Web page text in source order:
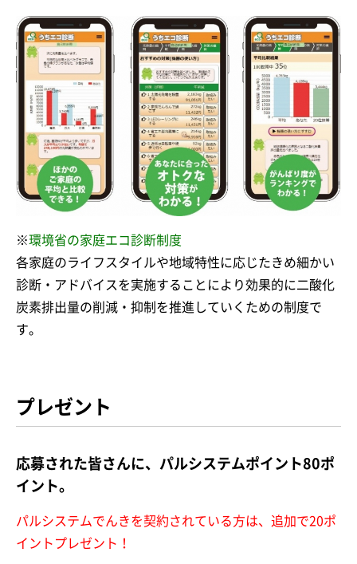
※環境省の家庭エコ診断制度
各家庭のライフスタイルや地域特性に応じたきめ細かい
診断・アドバイスを実施することにより効果的に二酸化
炭素排出量の削減・抑制を推進していくための制度で
す。
プレゼント
応募された皆さんに、パルシステムポイント80ポ
イント。
パルシステムでんきを契約されている方は、追加で20ポ
イントプレゼント！